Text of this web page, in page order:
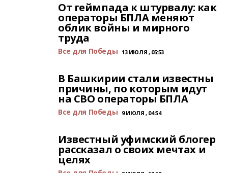
От геймпада к штурвалу: как
операторы БПЛА меняют
облик войны и мирного
труда
Все для Победы 13 ИЮЛЯ , 05:53
В Башкирии стали известны
причины, по которым идут
на СВО операторы БПЛА
Все для Победы 9 ИЮЛЯ , 04:54
Известный уфимский блогер
рассказал о своих мечтах и
целях